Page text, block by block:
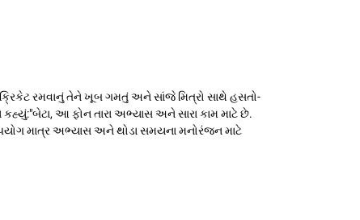
ક્રિકેટ રમવાનું તેને ખૂબ ગમતું અને સાંજે મિત્રો સાથે હસતો-
આ ફોન તારા અભ્યાસ અને સારા કામ માટે છે.
માત્ર અભ્યાસ અને થોડા સમયના મનોરંજન માટે